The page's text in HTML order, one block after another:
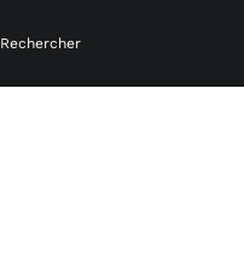
Rechercher